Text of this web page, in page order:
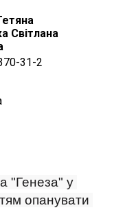
Світлана
31-2
"Генеза" у
опанувати